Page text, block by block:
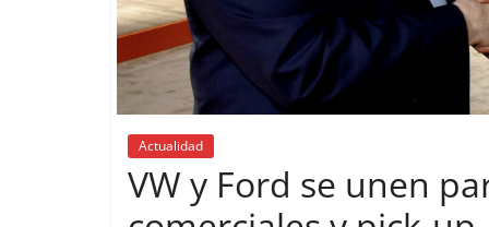
Actualidad
VW y Ford se unen